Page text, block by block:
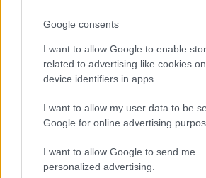
Google consents
I want to allow Google to enable
related to advertising like cookies
device identifiers in apps.
I want to allow my user data to be
Google for online advertising
I want to allow Google to send me
personalized advertising.
Lifestyle|18.03.2026 11:55